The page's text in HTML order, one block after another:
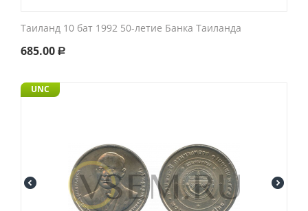
Таиланд 10 бат 1992 50-летие Банка Таиланда
685.00 Р
UNC